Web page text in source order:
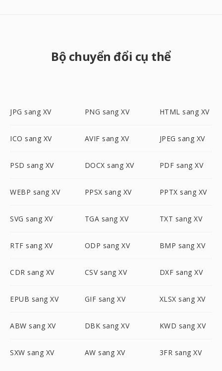
Bộ chuyển đổi cụ thể
JPG sang XV PNG sang XV HTML sang XV
ICO sang XV AVIF sang XV JPEG sang XV
PSD sang XV DOCX sang XV PDF sang XV
WEBP sang XV PPSX sang XV PPTX sang XV
SVG sang XV TGA sang XV TXT sang XV
RTF sang XV ODP sang XV BMP sang XV
CDR sang XV CSV sang XV DXF sang XV
EPUB sang XV GIF sang XV XLSX sang XV
ABW sang XV DBK sang XV KWD sang XV
SXW sang XV AW sang XV 3FR sang XV